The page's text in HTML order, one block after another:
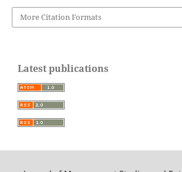
More Citation Formats
Latest publications